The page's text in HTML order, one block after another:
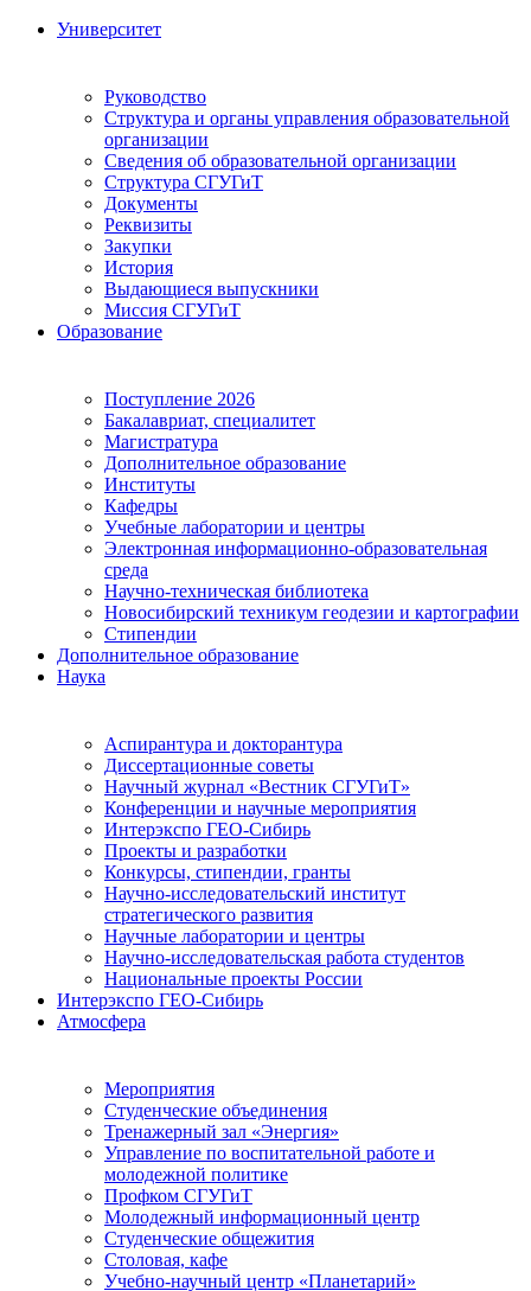
Университет
Руководство
Структура и органы управления образовательной
организации
Сведения об образовательной организации
Структура СГУГиТ
Документы
Реквизиты
Закупки
История
Выдающиеся выпускники
Миссия СГУГиТ
Образование
Поступление 2026
Бакалавриат, специалитет
Магистратура
Дополнительное образование
Институты
Кафедры
Учебные лаборатории и центры
Электронная информационно-образовательная
среда
Научно-техническая библиотека
Новосибирский техникум геодезии и картографии
Стипендии
Дополнительное образование
Наука
Аспирантура и докторантура
Диссертационные советы
Научный журнал «Вестник СГУГиТ»
Конференции и научные мероприятия
Интерэкспо ГЕО-Сибирь
Проекты и разработки
Конкурсы, стипендии, гранты
Научно-исследовательский институт
стратегического развития
Научные лаборатории и центры
Научно-исследовательская работа студентов
Национальные проекты России
Интерэкспо ГЕО-Сибирь
Атмосфера
Мероприятия
Студенческие объединения
Тренажерный зал «Энергия»
Управление по воспитательной работе и
молодежной политике
Профком СГУГиТ
Молодежный информационный центр
Студенческие общежития
Столовая, кафе
Учебно-научный центр «Планетарий»